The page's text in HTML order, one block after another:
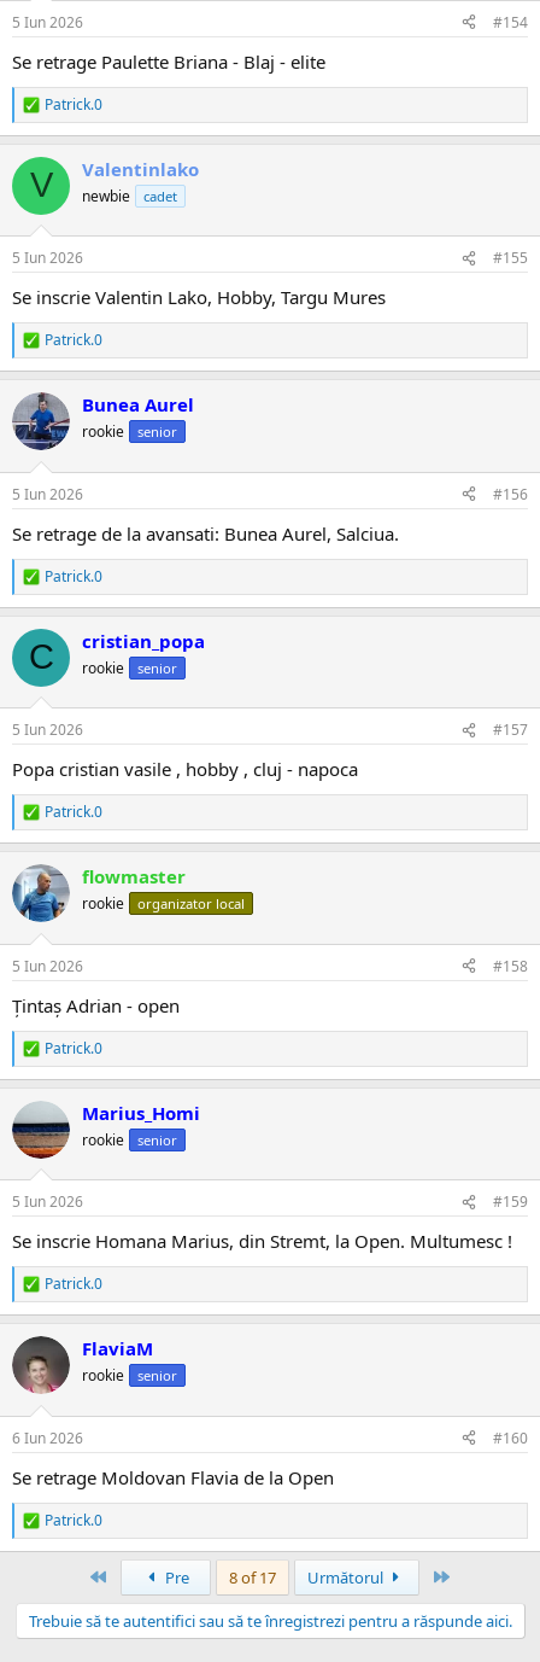
5 Iun 2026 #154
Se retrage Paulette Briana - Blaj - elite
R
e
c
i
Patrick.0
V Valentinlako
newbie cadet
5 Iun 2026 #155
Se inscrie Valentin Lako, Hobby, Targu Mures
R
e
c
ț
i
Patrick.0
Bunea Aurel
rookie senior
5 Iun 2026 #156
Se retrage de la avansati: Bunea Aurel, Salciua.
R
e
c
i
Patrick.0
C cristian_popa
rookie senior
5 Iun 2026 #157
Popa cristian vasile , hobby , cluj - napoca
R
e
c
ț
i
Patrick.0
flowmaster
rookie organizator local
5 Iun 2026 #158
Țintaș Adrian - open
R
e
c
ț
i
Patrick.0
Marius_Homi
rookie senior
5 Iun 2026 #159
Se inscrie Homana Marius, din Stremt, la Open. Multumesc !
R
e
c
ț
i
Patrick.0
FlaviaM
rookie senior
6 Iun 2026 #160
Se retrage Moldovan Flavia de la Open
R
e
ț
i
Patrick.0
Prima Pre 8 of 17 Următorul
Trebuie să te autentifici sau să te înregistrezi pentru a răspunde aici.